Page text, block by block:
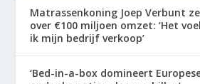
Matrassenkoning Joep Verbunt
over €100 miljoen omzet: ‘Het
ik mijn bedrijf verkoop’
‘Bed-in-a-box domineert